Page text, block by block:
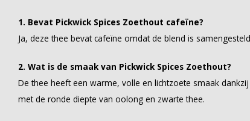
1. Bevat Pickwick Spices Zoethout cafeïne?
Ja, deze thee bevat cafeïne omdat de blend is
2. Wat is de smaak van Pickwick Spices Zoethout?
De thee heeft een warme, volle en lichtzoete smaak
met de ronde diepte van oolong en zwarte thee.